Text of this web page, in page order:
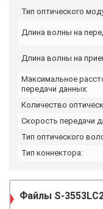
Тип оптического
Длина волны на
Длина волны на
Максимальное
передачи данных:
Количество
Скорость передачи
Тип оптического
Тип коннектора:
Файлы S-